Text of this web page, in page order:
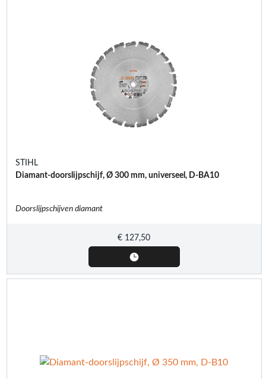
STIHL
Diamant-doorslijpschijf, Ø 300 mm, universeel, D-BA10
Doorslijpschijven diamant
€ 127,50